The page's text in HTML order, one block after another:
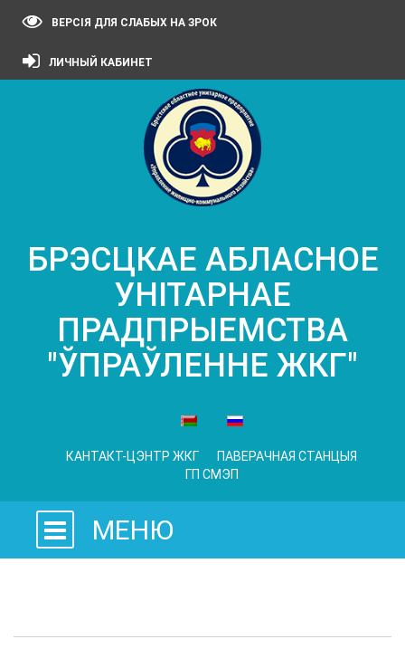
ВЕРСІЯ ДЛЯ СЛАБЫХ НА ЗРОК
ЛИЧНЫЙ КАБИНЕТ
БРЭСЦКАЕ АБЛАСНОЕ
УНІТАРНАЕ
ПРАДПРЫЕМСТВА
"ЎПРАЎЛЕННЕ ЖКГ"
КАНТАКТ-ЦЭНТР ЖКГ
ПАВЕРАЧНАЯ СТАНЦЫЯ
ГП СМЭП
МЕНЮ